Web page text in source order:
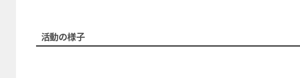
活動の様子